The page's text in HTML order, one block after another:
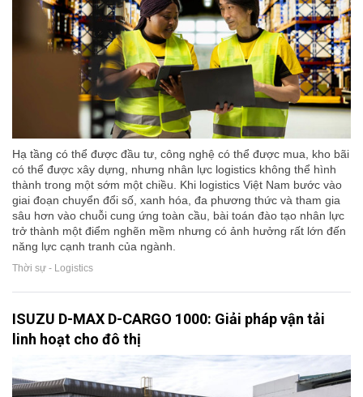
Hạ tầng có thể được đầu tư, công nghệ có thể được mua, kho bãi
có thể được xây dựng, nhưng nhân lực logistics không thể hình
thành trong một sớm một chiều. Khi logistics Việt Nam bước vào
giai đoạn chuyển đổi số, xanh hóa, đa phương thức và tham gia
sâu hơn vào chuỗi cung ứng toàn cầu, bài toán đào tạo nhân lực
trở thành một điểm nghẽn mềm nhưng có ảnh hưởng rất lớn đến
năng lực cạnh tranh của ngành.
Thời sự - Logistics
ISUZU D-MAX D-CARGO 1000: Giải pháp vận tải
linh hoạt cho đô thị